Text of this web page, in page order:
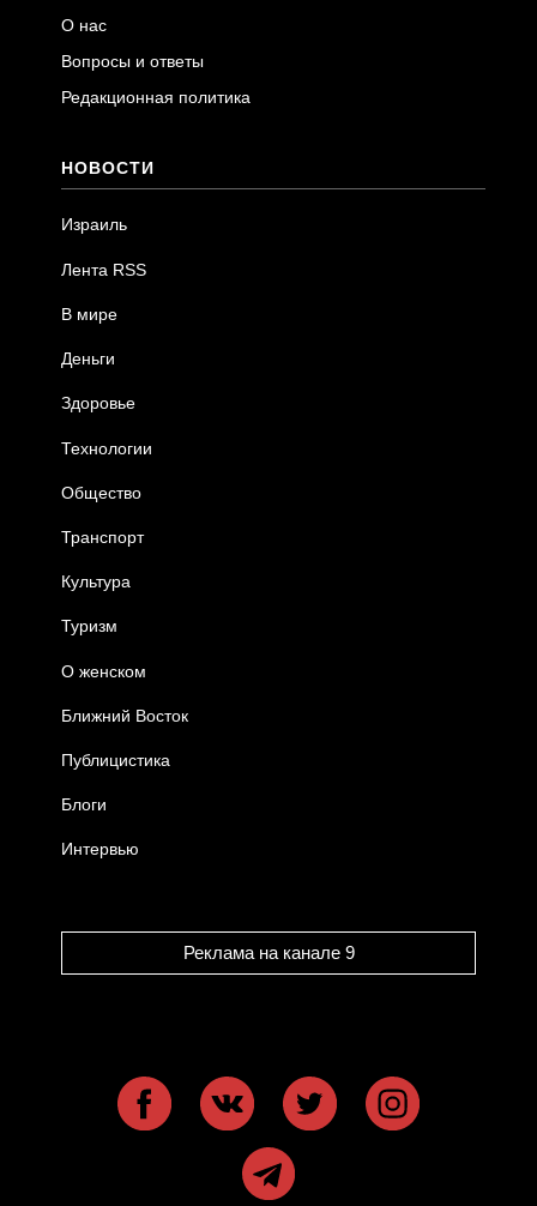
О нас
Вопросы и ответы
Редакционная политика
НОВОСТИ
Израиль
Лента RSS
В мире
Деньги
Здоровье
Технологии
Общество
Транспорт
Культура
Туризм
О женском
Ближний Восток
Публицистика
Блоги
Интервью
Реклама на канале 9